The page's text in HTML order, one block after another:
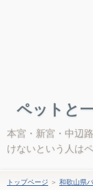
ペットと
本宮・新宮・中辺
けないという人は
トップページ ＞ 和歌山県